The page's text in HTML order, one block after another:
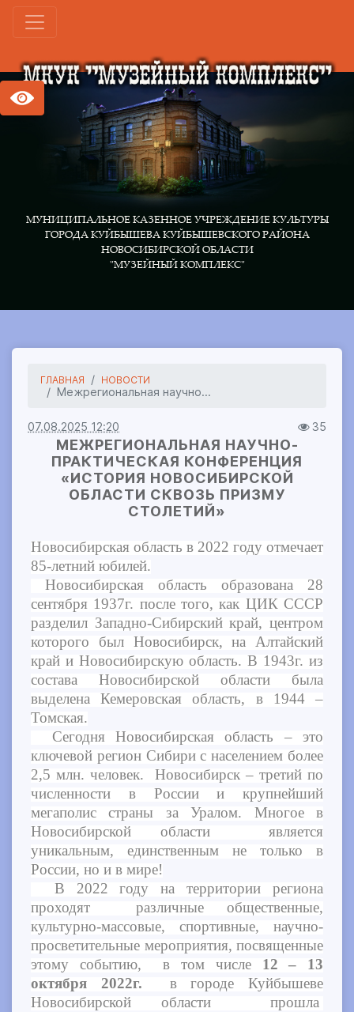
МУНИЦИПАЛЬНОЕ КАЗЕННОЕ УЧРЕЖДЕНИЕ КУЛЬТУРЫ
ГОРОДА КУЙБЫШЕВА КУЙБЫШЕВСКОГО РАЙОНА
НОВОСИБИРСКОЙ ОБЛАСТИ
"МУЗЕЙНЫЙ КОМПЛЕКС"
ГЛАВНАЯ НОВОСТИ
Межрегиональная научно...
07.08.2025 12:20 35
МЕЖРЕГИОНАЛЬНАЯ НАУЧНО-
ПРАКТИЧЕСКАЯ КОНФЕРЕНЦИЯ
«ИСТОРИЯ НОВОСИБИРСКОЙ
ОБЛАСТИ СКВОЗЬ ПРИЗМУ
СТОЛЕТИЙ»
Новосибирская область в 2022 году отмечает
85-летний юбилей.
Новосибирская область образована 28
сентября 1937г. после того, как ЦИК СССР
разделил Западно-Сибирский край, центром
которого был Новосибирск, на Алтайский
край и Новосибирскую область. В 1943г. из
состава Новосибирской области была
выделена Кемеровская область, в 1944 –
Томская.
Сегодня Новосибирская область – это
ключевой регион Сибири с населением более
2,5 млн. человек. Новосибирск – третий по
численности в России и крупнейший
мегаполис страны за Уралом. Многое в
Новосибирской области является
уникальным, единственным не только в
России, но и в мире!
В 2022 году на территории региона
проходят различные общественные,
культурно-массовые, спортивные, научно-
просветительные мероприятия, посвященные
этому событию, в том числе12 – 13
октября 2022г. в городе Куйбышеве
Новосибирской области прошла